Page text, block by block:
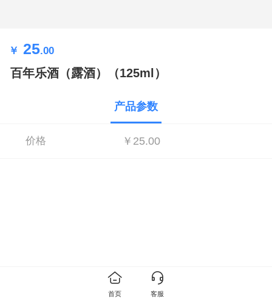
￥ 25.00
百年乐酒（露酒）（125ml）
产品参数
价格 ￥25.00
首页 客服